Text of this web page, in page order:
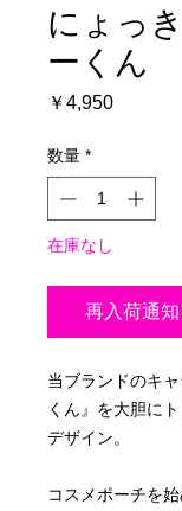
にょっ
ーくん
￥4,950価
数量 *
在庫なし
再入荷通
当ブランドのキ
くん』を大胆に
デザイン。
コスメポーチを